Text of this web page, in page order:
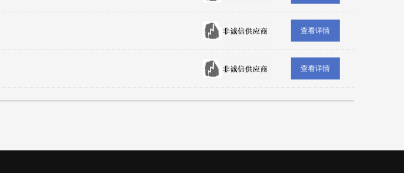
塔 方形横流式玻璃钢冷却塔 环氧树脂地坪 防
查看详情
查看详情